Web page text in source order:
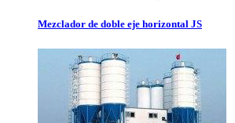
Mezclador de doble eje horizontal JS